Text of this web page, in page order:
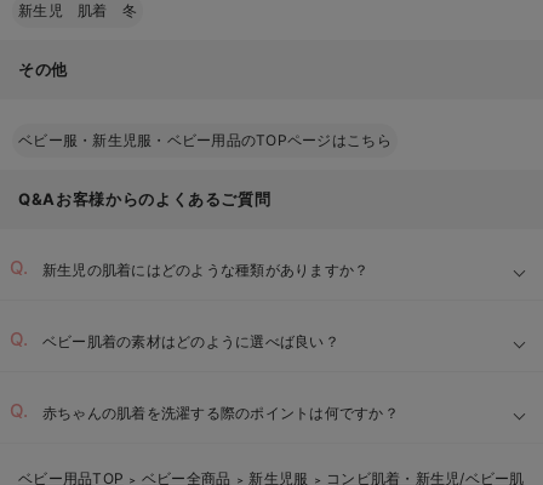
新生児 肌着 冬
その他
ベビー服・新生児服・ベビー用品のTOPページはこちら
Q&Aお客様からのよくあるご質問
新生児の肌着にはどのような種類がありますか？
ベビー肌着の素材はどのように選べば良い？
赤ちゃんの肌着を洗濯する際のポイントは何ですか？
ベビー用品TOP ＞ ベビー全商品 ＞ 新生児服 ＞ コンビ肌着・新生児/ベビー肌着